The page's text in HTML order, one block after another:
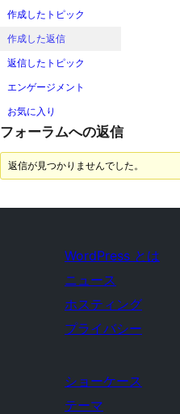
プ作成したトピック
作成した返信
返信したトピック
エンゲージメント
お気に入り
フォーラムへの返信
返信が見つかりませんでした。
WordPress とは
ニュース
ホスティング
プライバシー
ショーケース
テーマ